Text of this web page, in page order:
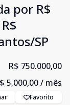
por R$
SP
R$ 750.000,00
5.000,00/ mês
Favorito